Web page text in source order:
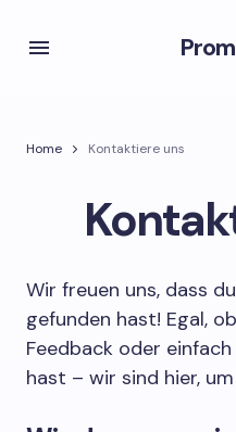
Home Kontaktiere uns
Wir freuen uns, dass
gefunden hast! Egal,
Feedback oder
hast – wir sind hier,